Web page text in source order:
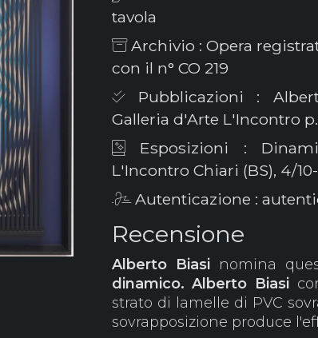
tavola
Archivio : Opera
con il n° CO 219
Pubblicazioni :
Galleria d'Arte L'Incontro
Esposizioni :
L'Incontro Chiari (BS), 4/10-
Autenticazione :
Recensione
Alberto Biasinomina
dinamico. Alberto Biasi
strato di lamelle di PVC
sovrapposizione produce